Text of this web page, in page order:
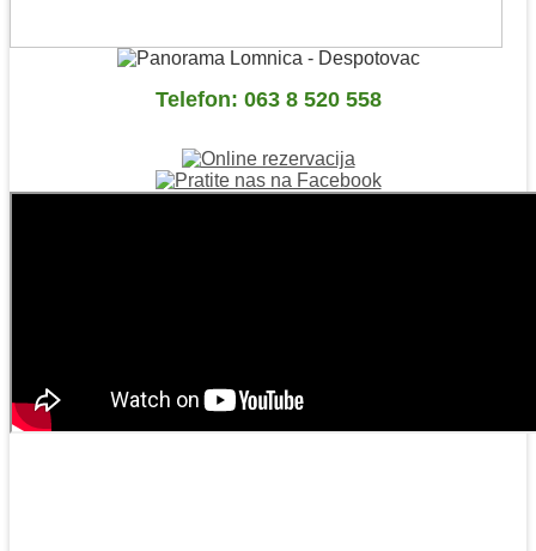
Telefon: 063 8 520 558